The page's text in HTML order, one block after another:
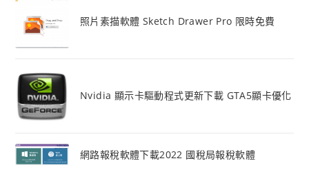
照片素描軟體 Sketch Drawer Pro 限時免費
Nvidia 顯示卡驅動程式更新下載 GTA5顯卡優化
網路報稅軟體下載2022 國稅局報稅軟體